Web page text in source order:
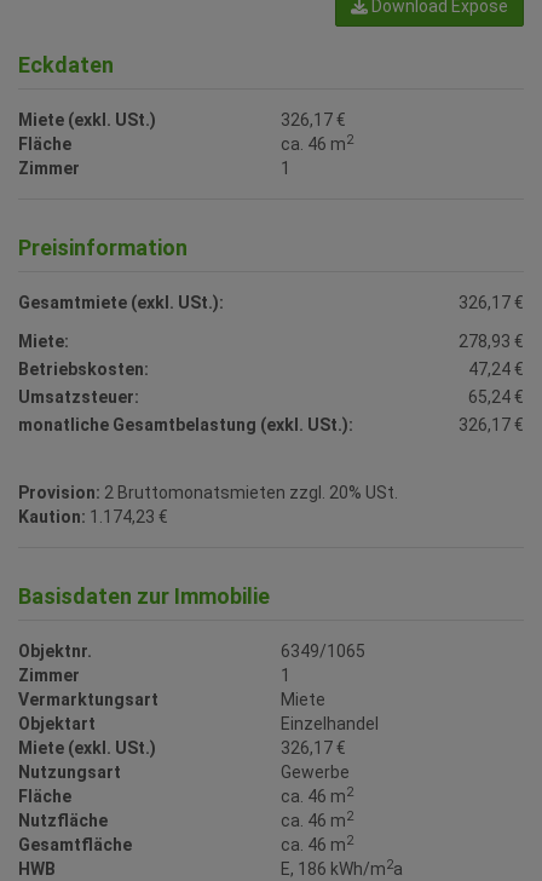
Download Expose
Eckdaten
Miete (exkl. USt.)
326,17 €
Fläche
ca. 46 m2
Zimmer 1
Preisinformation
Gesamtmiete (exkl. USt.):
326,17 €
Miete:
278,93 €
Betriebskosten:
47,24 €
Umsatzsteuer:
65,24 €
monatliche Gesamtbelastung (exkl. USt.):
326,17 €
Provision: 2 Bruttomonatsmieten zzgl. 20% USt.
Kaution: 1.174,23 €
Basisdaten zur Immobilie
Objektnr.
6349/1065
Zimmer
1
Vermarktungsart
Miete
Objektart
Einzelhandel
Miete (exkl. USt.)
326,17 €
Nutzungsart
Gewerbe
Fläche
ca. 46 m2
Nutzfläche ca. 46 m2
Gesamtfläche ca. 46 m2
HWB E, 186 kWh/m2a